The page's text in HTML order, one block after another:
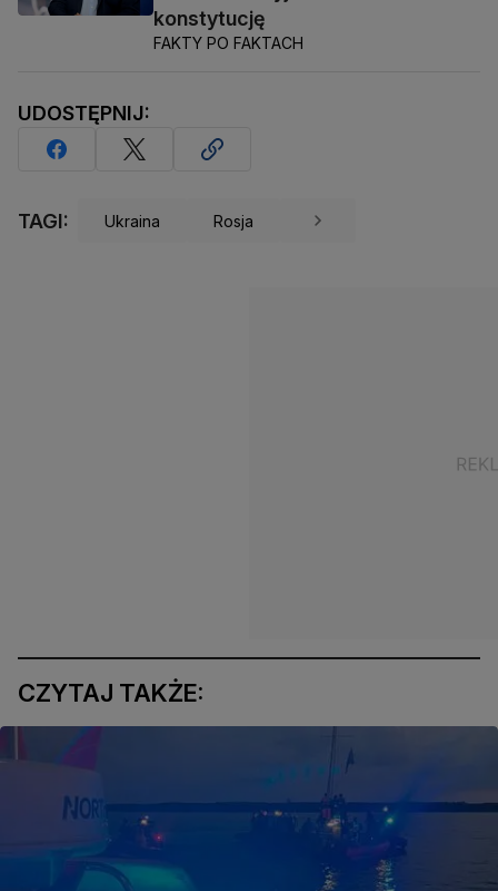
konstytucję
FAKTY PO FAKTACH
UDOSTĘPNIJ:
TAGI: Ukraina Rosja
CZYTAJ TAKŻE: